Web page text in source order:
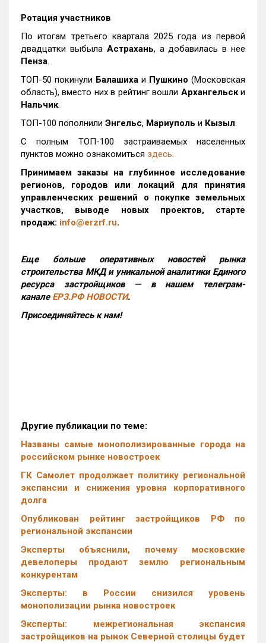
Ротация участников
По итогам третьего квартала 2025 года из первой
двадцатки выбыла Астрахань, а добавилась в нее
Пенза.
ТОП-50 покинули Балашиха и Пушкино (Московская
область), вместо них в рейтинг вошли Архангельски
Нальчик.
ТОП-100 пополнили Энгельс, Мариуполь и Кызыл.
С полным ТОП-100 застраиваемых населенных
пунктов можно ознакомиться здесь.
Принимаем заказы на глубинное исследование
регионов, городов или локаций для принятия
управленческих решений о покупке земельных
участков, выводе новых проектов, старте
продаж: info@erzrf.ru.
Еще больше оперативных новостей рынка
строительства МКД и уникальной аналитики Единого
ресурса застройщиков — в нашем телеграм-
канале ЕРЗ.РФ НОВОСТИ.
Присоединяйтесь к нам!
Другие публикации по теме:
Названы самые монополизированные города на
российском рынке новостроек
ГК Самолет продолжает политику региональной
экспансии и снижения уровня корпоративного
долга
Опубликован рейтинг застройщиков РФ по
региональной экспансии
Эксперты объяснили, почему московские
девелоперы продают землю региональным
конкурентам
Эксперты: в России снизился уровень
монополизации рынка новостроек
Эксперты: межрегиональная экспансия
застройщиков на рынок Северной столицы будет